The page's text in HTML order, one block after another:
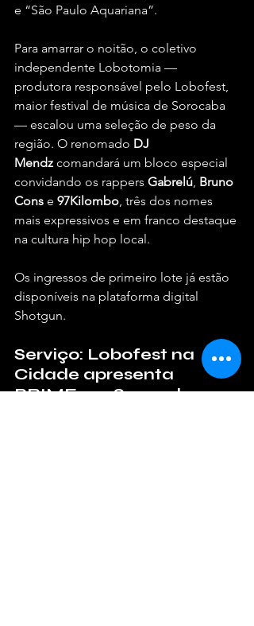
e “São Paulo Aquariana”.
Para amarrar o noitão, o coletivo
independente Lobotomia —
produtora responsável pelo Lobofest,
maior festival de música de Sorocaba
— escalou uma seleção de peso da
região. O renomado DJ
Mendz comandará um bloco especial
convidando os rappers Gabrelú, Bruno
Cons e 97Kilombo, três dos nomes
mais expressivos e em franco destaque
na cultura hip hop local.
Os ingressos de primeiro lote já estão
disponíveis na plataforma digital
Shotgun.
Serviço: Lobofest na
Cidade apresenta
BRIME em Sorocaba